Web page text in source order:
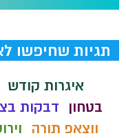
תגיות שחיפשו
איגרות קודש
בטחון
דבקות
ווצאפ תורה